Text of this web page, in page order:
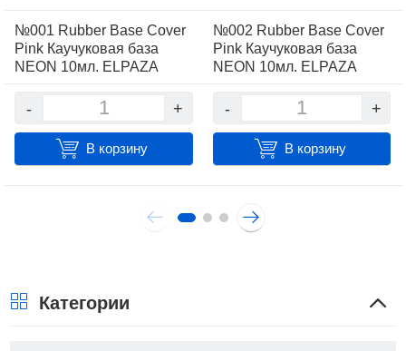
№001 Rubber Base Cover
Pink Каучуковая база
NEON 10мл. ELPAZA
+
-
В корзину
№002 Rubber Base Cover
Pink Каучуковая база
NEON 10мл. ELPAZA
+
-
В корзину
Категории